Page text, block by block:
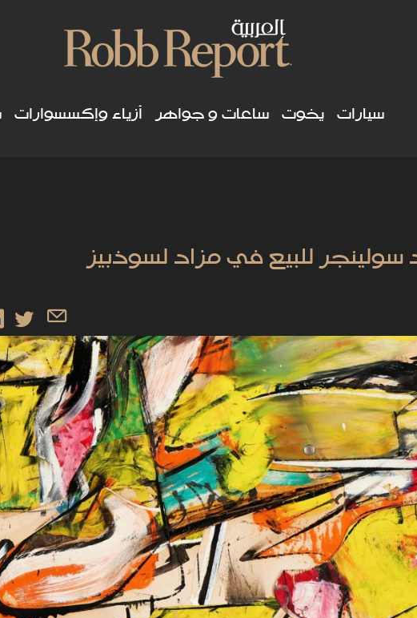
سيارات يخوت ساعات و جواهر أزياء وإكسسوارات
للبيع في مزاد لسوذبيز